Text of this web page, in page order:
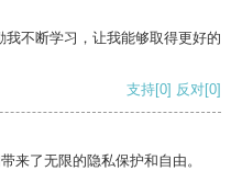
不断学习，让我能够取得更好的
支持[0] 反对[0]
来了无限的隐私保护和自由。